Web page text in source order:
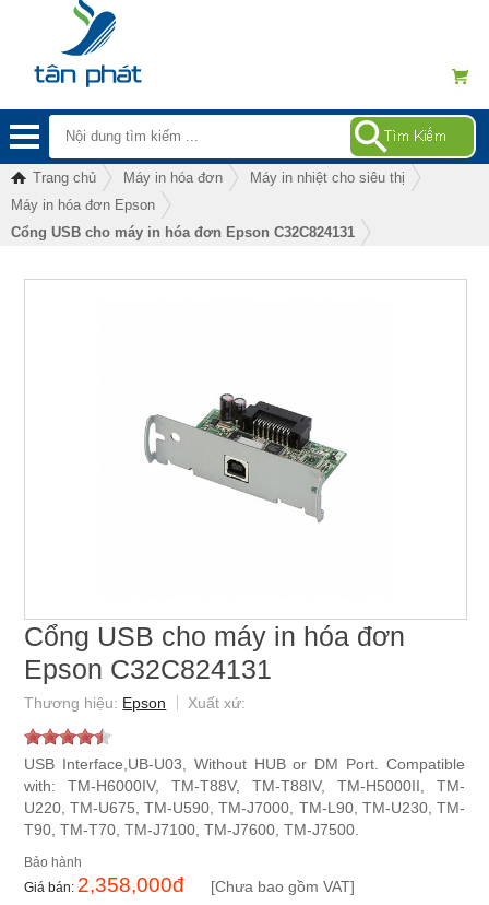
Trang chủ Máy in hóa đơn
Máy in nhiệt cho siêu thị
Máy in hóa đơn Epson
Cổng USB cho máy in hóa đơn Epson C32C824131
Cổng USB cho máy in hóa đơn
Epson C32C824131
Epson
USB Interface,UB-U03, Without HUB or DM Port. Compatible
with: TM-H6000IV, TM-T88V, TM-T88IV, TM-H5000II, TM-
U220, TM-U675, TM-U590, TM-J7000, TM-L90, TM-U230, TM-
T90, TM-T70, TM-J7100, TM-J7600, TM-J7500.
2,358,000đ [Chưa bao gồm VAT]